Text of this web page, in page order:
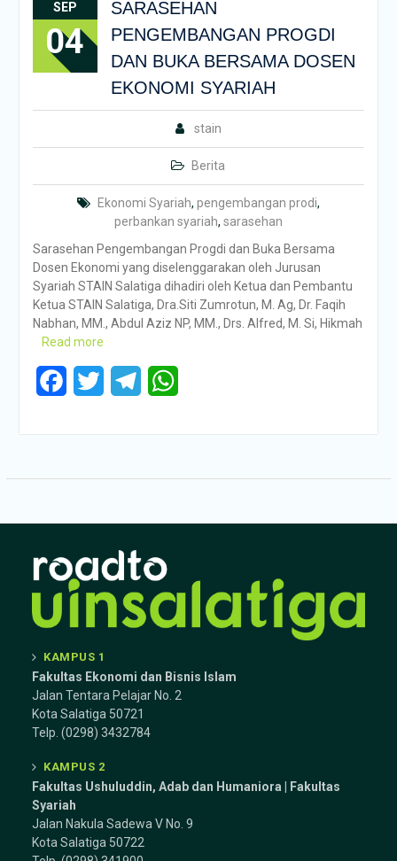
SEP
04
SARASEHAN
PENGEMBANGAN PROGDI
DAN BUKA BERSAMA DOSEN
EKONOMI SYARIAH
stain
Berita
Ekonomi Syariah, pengembangan prodi,
perbankan syariah, sarasehan
Sarasehan Pengembangan Progdi dan Buka Bersama
Dosen Ekonomi yang diselenggarakan oleh Jurusan
Syariah STAIN Salatiga dihadiri oleh Ketua dan Pembantu
Ketua STAIN Salatiga, Dra.Siti Zumrotun, M. Ag, Dr. Faqih
Nabhan, MM., Abdul Aziz NP, MM., Drs. Alfred, M. Si, Hikmah
Read more
Facebook
Twitter Telegram
KAMPUS 1
Fakultas Ekonomi dan Bisnis Islam
Jalan Tentara Pelajar No. 2
Kota Salatiga 50721
Telp. (0298) 3432784
KAMPUS 2
Fakultas Ushuluddin, Adab dan Humaniora | Fakultas
Syariah
Jalan Nakula Sadewa V No. 9
Kota Salatiga 50722